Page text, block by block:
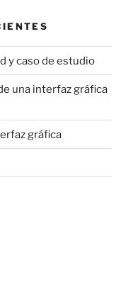
y caso de estudio
una interfaz gráfica
gráfica